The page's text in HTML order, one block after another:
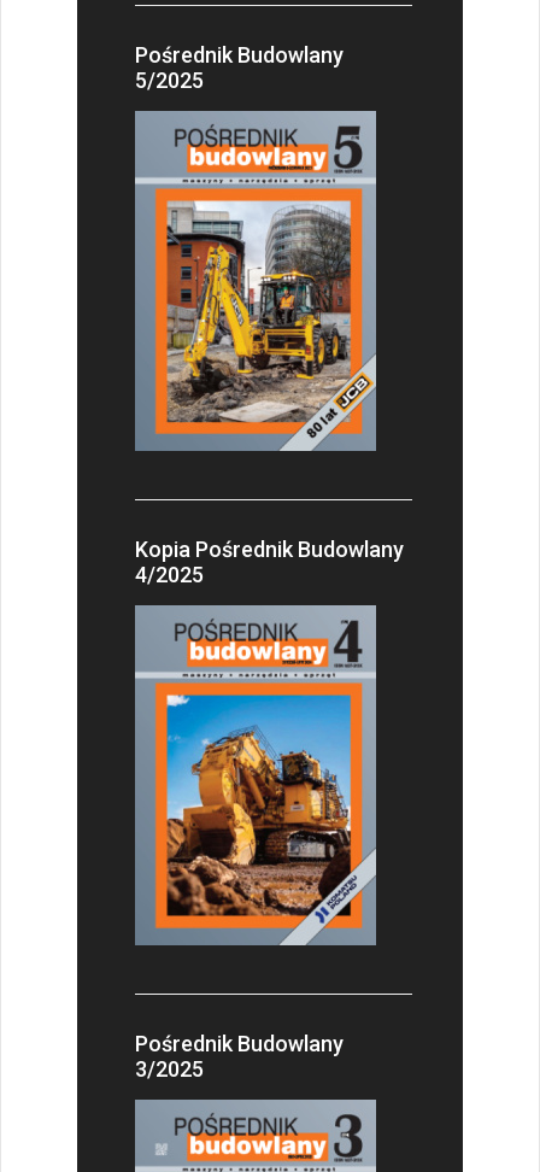
Pośrednik Budowlany
5/2025
Kopia Pośrednik Budowlany
4/2025
Pośrednik Budowlany
3/2025